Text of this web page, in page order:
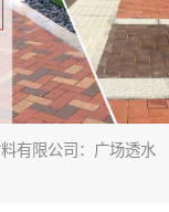
有限公司：广场透水